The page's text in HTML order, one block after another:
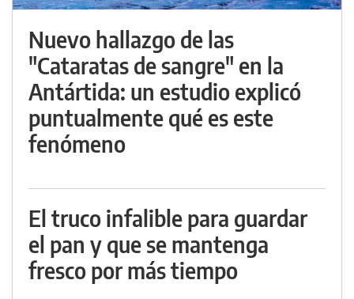
Nuevo hallazgo de las
"Cataratas de sangre" en la
Antártida: un estudio explicó
puntualmente qué es este
fenómeno
El truco infalible para guardar
el pan y que se mantenga
fresco por más tiempo